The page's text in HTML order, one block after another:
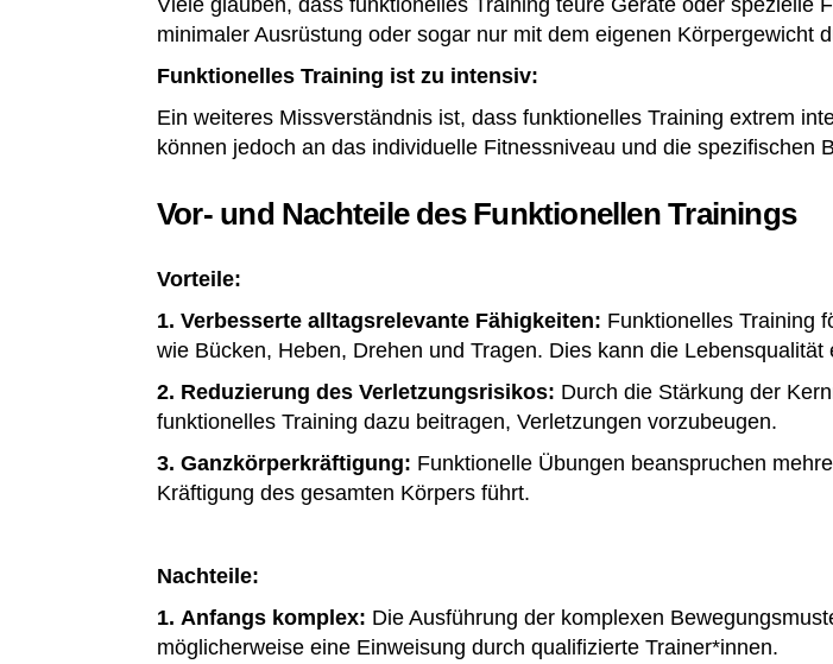
Viele glauben, dass funktionelles Training teure Geräte oder spezielle
minimaler Ausrüstung oder sogar nur mit dem eigenen Körpergewicht
Funktionelles Training ist zu intensiv:
Ein weiteres Missverständnis ist, dass funktionelles Training extrem
können jedoch an das individuelle Fitnessniveau und die spezifischen
Vor- und Nachteile des Funktionellen Trainings
Vorteile:
1. Verbesserte alltagsrelevante Fähigkeiten: Funktionelles Training
wie Bücken, Heben, Drehen und Tragen. Dies kann die Lebensqualität
2. Reduzierung des Verletzungsrisikos: Durch die Stärkung der
funktionelles Training dazu beitragen, Verletzungen vorzubeugen.
3. Ganzkörperkräftigung: Funktionelle Übungen beanspruchen
Kräftigung des gesamten Körpers führt.
Nachteile:
1. Anfangs komplex: Die Ausführung der komplexen
möglicherweise eine Einweisung durch qualifizierte Trainer*innen.